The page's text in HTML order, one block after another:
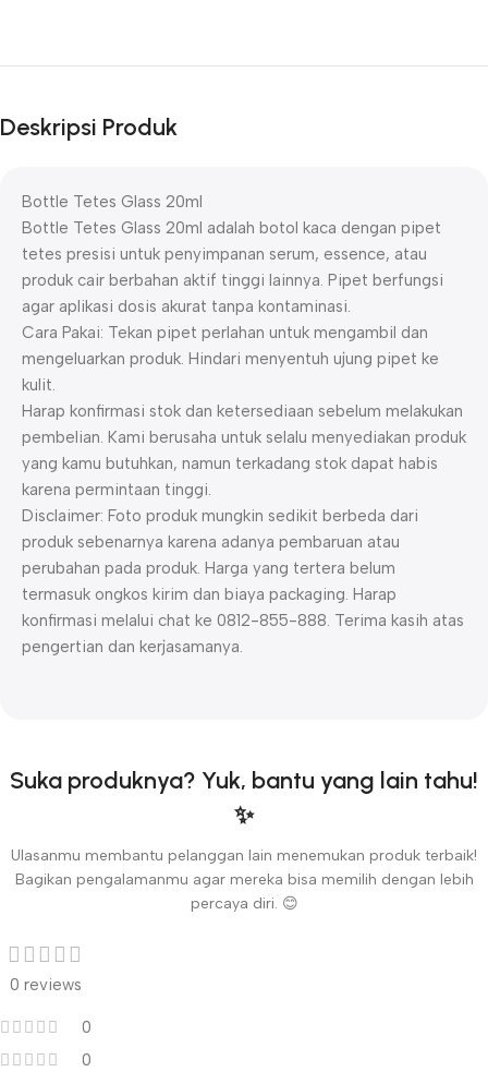
Deskripsi Produk
Bottle Tetes Glass 20ml
Bottle Tetes Glass 20ml adalah botol kaca dengan pipet
tetes presisi untuk penyimpanan serum, essence, atau
produk cair berbahan aktif tinggi lainnya. Pipet berfungsi
agar aplikasi dosis akurat tanpa kontaminasi.
Cara Pakai: Tekan pipet perlahan untuk mengambil dan
mengeluarkan produk. Hindari menyentuh ujung pipet ke
kulit.
Harap konfirmasi stok dan ketersediaan sebelum melakukan
pembelian. Kami berusaha untuk selalu menyediakan produk
yang kamu butuhkan, namun terkadang stok dapat habis
karena permintaan tinggi.
Disclaimer: Foto produk mungkin sedikit berbeda dari
produk sebenarnya karena adanya pembaruan atau
perubahan pada produk. Harga yang tertera belum
termasuk ongkos kirim dan biaya packaging. Harap
konfirmasi melalui chat ke 0812-855-888. Terima kasih atas
pengertian dan kerjasamanya.
Suka produknya? Yuk, bantu yang lain tahu!
✨
Ulasanmu membantu pelanggan lain menemukan produk terbaik!
Bagikan pengalamanmu agar mereka bisa memilih dengan lebih
percaya diri. 😊
0 reviews
0
0